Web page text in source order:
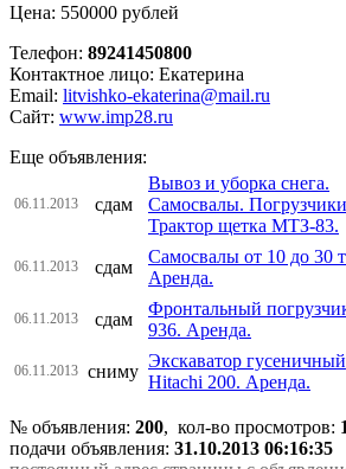
Цена: 550000 рублей
Телефон: 89241450800
Контактное лицо: Екатерина
Email: litvishko-ekaterina@mail.ru
Сайт: www.imp28.ru
Еще объявления:
06.11.2013 сдам
Вывоз и уборка снега.
Самосвалы.
Трактор щетка МТЗ-83.
06.11.2013 сдам
Самосвалы от 10 до 30
Аренда.
06.11.2013 сдам
Фронтальный
936. Аренда.
06.11.2013 сниму
Экскаватор гусеничный
Hitachi 200. Аренда.
№ объявления: 200, кол-во просмотров:
подачи объявления: 31.10.2013 06:16:35